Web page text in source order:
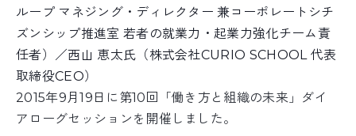
ループ マネジング・ディレクター 兼コーポレートシチ
ズンシップ推進室 若者の就業力・起業力強化チーム責
任者）／西山 恵太氏（株式会社CURIO SCHOOL 代表
取締役CEO）
2015年9月19日に第10回「働き方と組織の未来」ダイ
アローグセッションを開催しました。